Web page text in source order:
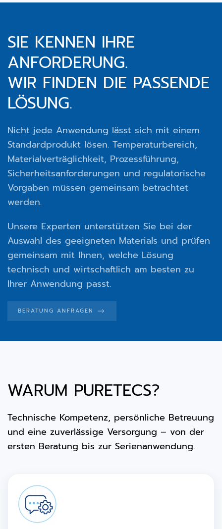
SIE KENNEN IHRE
ANFORDERUNG.
WIR FINDEN DIE PASSENDE
LÖSUNG.
Nicht jede Anwendung lässt sich mit einem
Standardprodukt lösen. Temperaturbereich,
Materialverträglichkeit, Prozessführung,
Sicherheitsanforderungen und regulatorische
Vorgaben müssen gemeinsam betrachtet
werden.
Unsere Experten unterstützen Sie bei der
Auswahl des geeigneten Materials und prüfen
gemeinsam mit Ihnen, welche Lösung
technisch und wirtschaftlich am besten zu
Ihrer Anwendung passt.
BERATUNG ANFRAGEN
WARUM PURETECS?
Technische Kompetenz, persönliche Betreuung
und eine zuverlässige Versorgung – von der
ersten Beratung bis zur Serienanwendung.